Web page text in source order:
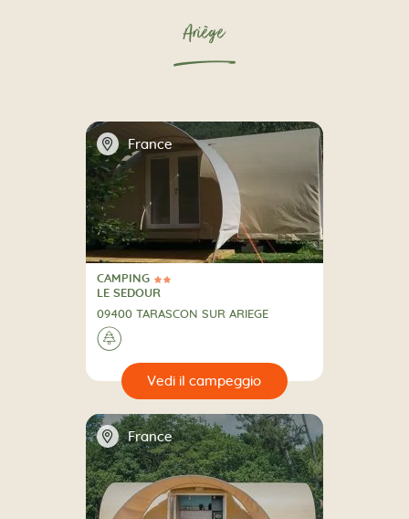
Ariège
📍 France
2 Stelle
CAMPING
CAMPING
LE SEDOUR
09400 TARASCON SUR ARIEGE
🌲
📍 France